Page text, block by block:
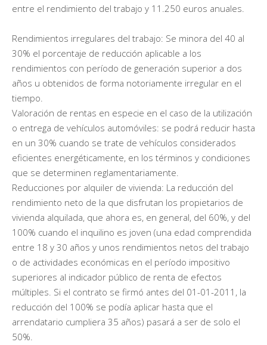
entre el rendimiento del trabajo y 11.250 euros anuales.
Rendimientos irregulares del trabajo: Se minora del 40 al
30% el porcentaje de reducción aplicable a los
rendimientos con período de generación superior a dos
años u obtenidos de forma notoriamente irregular en el
tiempo.
Valoración de rentas en especie en el caso de la utilización
o entrega de vehículos automóviles: se podrá reducir hasta
en un 30% cuando se trate de vehículos considerados
eficientes energéticamente, en los términos y condiciones
que se determinen reglamentariamente.
Reducciones por alquiler de vivienda: La reducción del
rendimiento neto de la que disfrutan los propietarios de
vivienda alquilada, que ahora es, en general, del 60%, y del
100% cuando el inquilino es joven (una edad comprendida
entre 18 y 30 años y unos rendimientos netos del trabajo
o de actividades económicas en el período impositivo
superiores al indicador público de renta de efectos
múltiples. Si el contrato se firmó antes del 01-01-2011, la
reducción del 100% se podía aplicar hasta que el
arrendatario cumpliera 35 años) pasará a ser de solo el
50%.